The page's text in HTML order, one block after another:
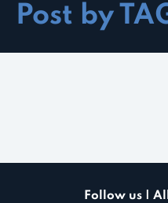
Post by
Follow us |